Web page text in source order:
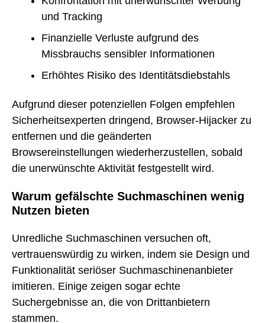
und Tracking
Finanzielle Verluste aufgrund des
Missbrauchs sensibler Informationen
Erhöhtes Risiko des Identitätsdiebstahls
Aufgrund dieser potenziellen Folgen empfehlen
Sicherheitsexperten dringend, Browser-Hijacker zu
entfernen und die geänderten
Browsereinstellungen wiederherzustellen, sobald
die unerwünschte Aktivität festgestellt wird.
Warum gefälschte Suchmaschinen wenig
Nutzen bieten
Unredliche Suchmaschinen versuchen oft,
vertrauenswürdig zu wirken, indem sie Design und
Funktionalität seriöser Suchmaschinenanbieter
imitieren. Einige zeigen sogar echte
Suchergebnisse an, die von Drittanbietern
stammen.